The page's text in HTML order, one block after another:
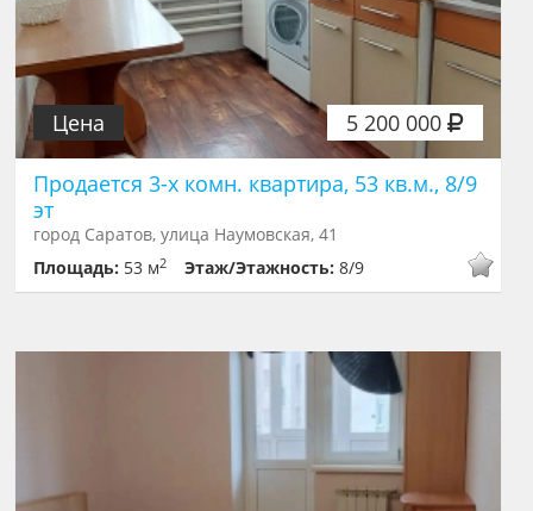
5 200 000
Цена
Продается 3-х комн. квартира, 53 кв.м., 8/9
эт
город Саратов, улица Наумовская, 41
Площадь: 53 м2 Этаж/Этажность:8/9